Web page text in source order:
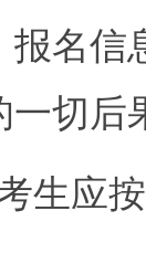
报名信
一切后
生应